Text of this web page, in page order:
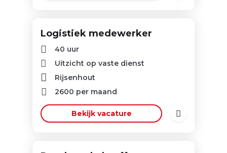
Logistiek medewerker
40 uur
Uitzicht op vaste dienst
Rijsenhout
2600 per maand
Bekijk vacature